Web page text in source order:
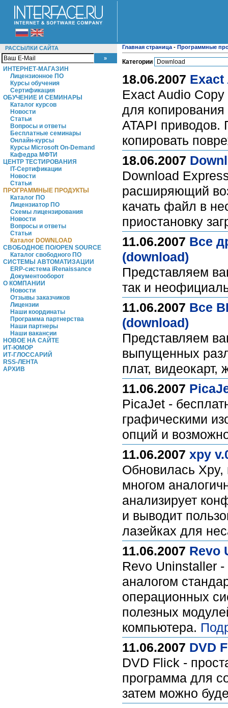
РАССЫЛКИ САЙТА
ИНТЕРНЕТ-МАГАЗИН
Лицензионное ПО
Курсы обучения
Сертификация
ОБУЧЕНИЕ И СЕМИНАРЫ
Каталог курсов
Новости
Статьи
Вопросы и ответы
Бесплатные семинары
Онлайн-курсы
Курсы Microsoft On-Demand
Кафедра МФТИ
ЦЕНТР ТЕСТИРОВАНИЯ
IT-Сертификации
Новости
Статьи
ПРОГРАММНЫЕ ПРОДУКТЫ
Каталог ПО
Лицензиатор ПО
Схемы лицензирования
Новости
Вопросы и ответы
Статьи
Каталог DOWNLOAD
СВОБОДНОЕ ПО/OPEN SOURCE
Каталог свободного ПО
СИСТЕМЫ АВТОМАТИЗАЦИИ
ERP-система iRenaissance
Документооборот
О КОМПАНИИ
Новости
Отзывы заказчиков
Лицензии
Наши координаты
Программа партнерства
Наши партнеры
Наши вакансии
НОВОЕ НА САЙТЕ
ИТ-ЮМОР
ИТ-ГЛОССАРИЙ
RSS-ЛЕНТА
АРХИВ
Главная страница - Программные
Категории
18.06.2007 Exact
Exact Audio
для
ATAPI приводов.
копировать
18.06.2007
Download
расширяющий
качать файл в
приостановку
11.06.2007 Все
(download)
Представляем
так и
11.06.2007 Все
(download)
Представляем
выпущенных
плат, видеокарт,
11.06.2007
PicaJet -
графическими
опций и
11.06.2007 xpy
Обновилась Xpy,
многом
анализирует
и выводит
лазейках для
11.06.2007 Revo
Revo Uninstaller -
аналогом
операционных
полезных
компьютера.
11.06.2007 DVD
DVD Flick -
программа для
затем можно